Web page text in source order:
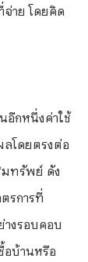
าย โดยคิด
อีกหนึ่งค่าใช้
ลโดยตรงต่อ
มทรัพย์ ดัง
รการที่
างรอบคอบ
อบ้านหรือ